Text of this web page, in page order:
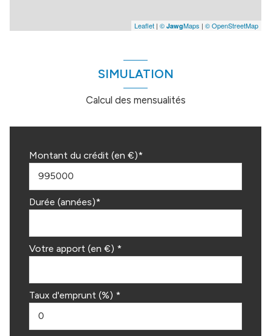
Leaflet | © JawgMaps | © OpenStreetMap
SIMULATION
Calcul des mensualités
Montant du crédit (en €)*
Durée (années)*
Votre apport (en €) *
Taux d'emprunt (%) *